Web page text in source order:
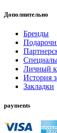
Дополнительно
Бренды
Личный
История
Закладки
payments